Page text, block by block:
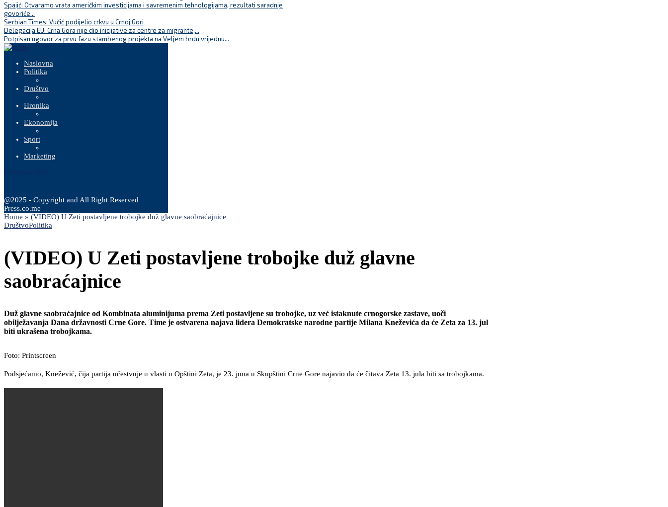
Spajić: Otvaramo vrata američkim investicijama i savremenim tehnologijama, rezultati saradnje
govoriće...
Serbian Times: Vučić podijelio crkvu u Crnoj Gori
Delegacija EU: Crna Gora nije dio inicijative za centre za migrante,...
Potpisan ugovor za prvu fazu stambenog projekta na Veljem brdu vrijednu...
Naslovna
Politika
Društvo
Hronika
Ekonomija
Sport
Marketing
@2025 - Copyright and All Right Reserved
Press.co.me
Home » (VIDEO) U Zeti postavljene trobojke duž glavne saobraćajnice
DruštvoPolitika
(VIDEO) U Zeti postavljene trobojke duž glavne
saobraćajnice
Duž glavne saobraćajnice od Kombinata aluminijuma prema Zeti postavljene su trobojke, uz već istaknute crnogorske zastave, uoči
obilježavanja Dana državnosti Crne Gore. Time je ostvarena najava lidera Demokratske narodne partije Milana Kneževića da će Zeta za 13. jul
biti ukrašena trobojkama.
Foto: Printscreen
Podsjećamo, Knežević, čija partija učestvuje u vlasti u Opštini Zeta, je 23. juna u Skupštini Crne Gore najavio da će čitava Zeta 13. jula biti sa trobojkama.